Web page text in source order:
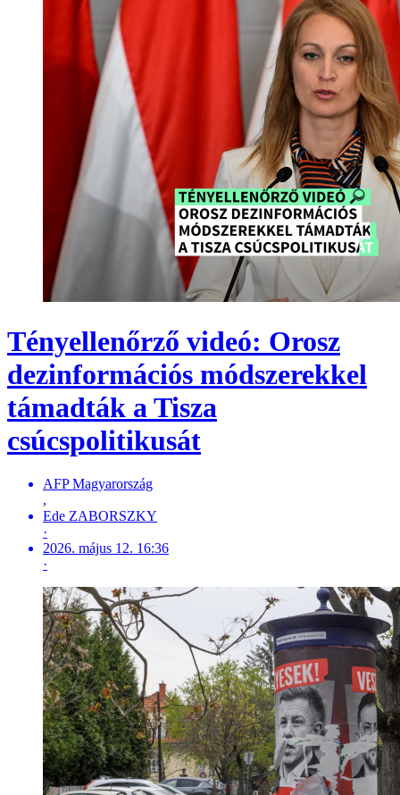
Tényellenőrző videó: Orosz
dezinformációs módszerekkel
támadták a Tisza
csúcspolitikusát
AFP Magyarország
,
Ede ZABORSZKY
·
2026. május 12. 16:36
·